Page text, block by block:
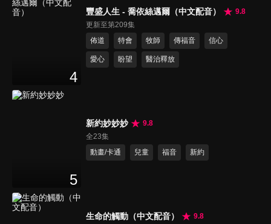
4
豐盛人生 - 喬依絲邁爾（中文配音）
9.8
更新至第209集
佈道
特會 牧師 傳福音 信心
愛心 盼望 醫治釋放
5
新約妙妙妙
9.8
全23集
動畫/卡通
兒童 福音 新約
生命的觸動（中文配音）
9.8